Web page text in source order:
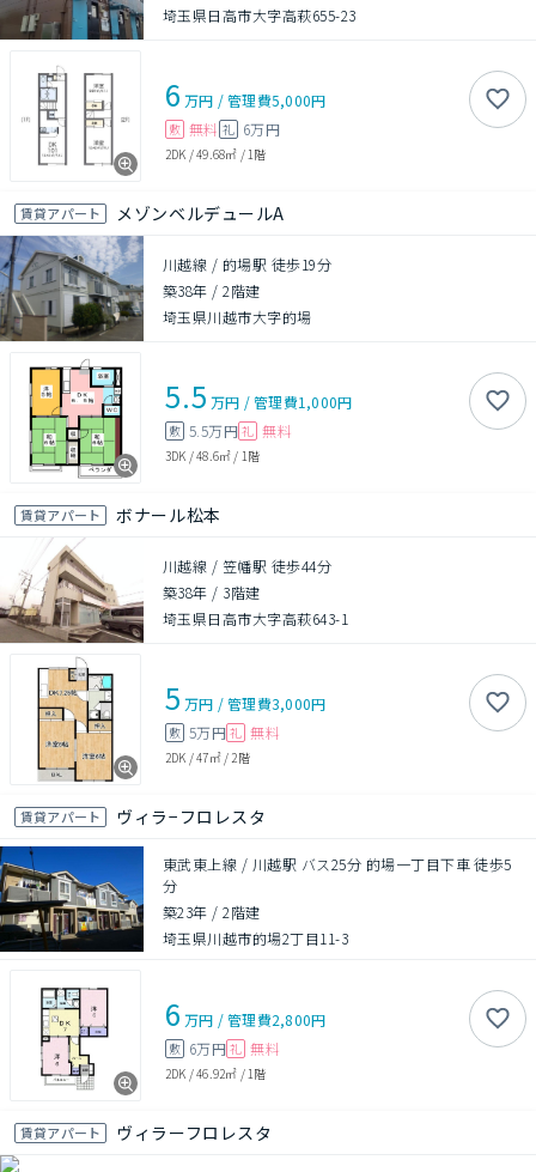
埼玉県日高市大字高萩655-23
6 万円 /管理費5,000円
敷 無料 礼 6万円
2DK /49.68㎡ / 1階
賃貸アパート メゾンベルデュールA
川越線 / 的場駅 徒歩19分
築38年 /2階建
埼玉県川越市大字的場
5.5 万円 /管理費1,000円
敷 5.5万円 礼 無料
3DK /48.6㎡ / 1階
賃貸アパート ボナール松本
川越線 / 笠幡駅 徒歩44分
築38年 / 3階建
埼玉県日高市大字高萩643-1
5 万円 /管理費3,000円
敷 5万円 礼 無料
2DK /47㎡/ 2階
賃貸アパート ヴィラ−フロレスタ
東武東上線 / 川越駅 バス25分 的場一丁目下車 徒歩5
分
築23年 /2階建
埼玉県川越市的場2丁目11-3
6 万円 /管理費2,800円
敷 6万円 礼 無料
2DK /46.92㎡ / 1階
賃貸アパート ヴィラーフロレスタ